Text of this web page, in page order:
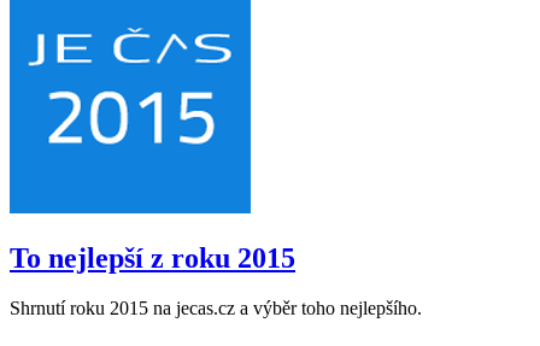
To nejlepší z roku 2015
Shrnutí roku 2015 na jecas.cz a výběr toho nejlepšího.